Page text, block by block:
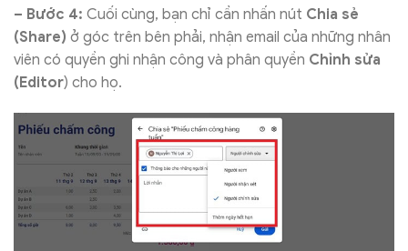
– Bước 4: Cuối cùng, bạn chỉ cần nhấn nút Chia sẻ
(Share) ở góc trên bên phải, nhận email của những nhân
viên có quyền ghi nhận công và phân quyền Chỉnh sửa
(Editor) cho họ.